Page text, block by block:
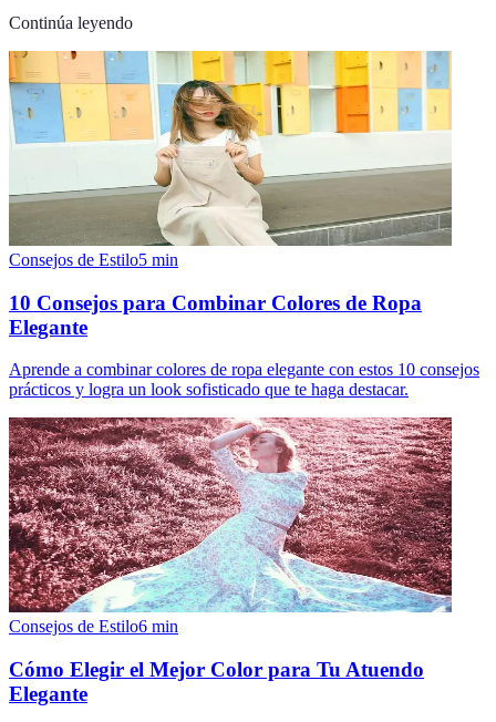
Continúa leyendo
Consejos de Estilo5 min
10 Consejos para Combinar Colores de Ropa
Elegante
Aprende a combinar colores de ropa elegante con estos 10 consejos
prácticos y logra un look sofisticado que te haga destacar.
Consejos de Estilo6 min
Cómo Elegir el Mejor Color para Tu Atuendo
Elegante